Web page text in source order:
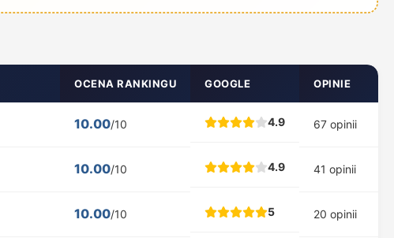
OCENA RANKINGU GOOGLE OPINIE
10.00/10 4.9 67 opinii
10.00/10 4.9 41 opinii
10.00/10 5 20 opinii